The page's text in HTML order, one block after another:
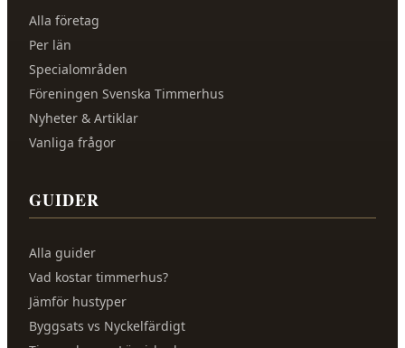
Alla företag
Per län
Specialområden
Föreningen Svenska Timmerhus
Nyheter & Artiklar
Vanliga frågor
GUIDER
Alla guider
Vad kostar timmerhus?
Jämför hustyper
Byggsats vs Nyckelfärdigt